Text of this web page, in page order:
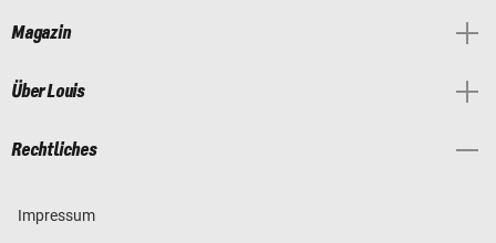
Magazin
Über Louis
Rechtliches
Impressum